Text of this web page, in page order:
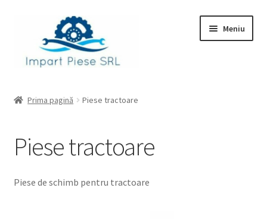
navigare
conținut
Meniu
Contul meu
Coș
Prima pagină Piese tractoare
Piese tractoare
Piese de schimb pentru tractoare